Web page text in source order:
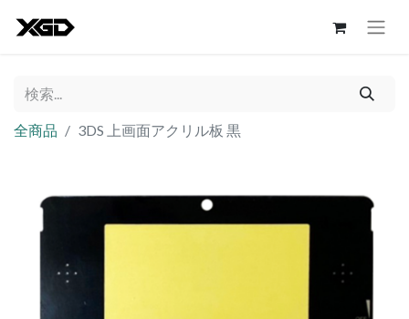
全商品 3DS 上画面アクリル板 黒